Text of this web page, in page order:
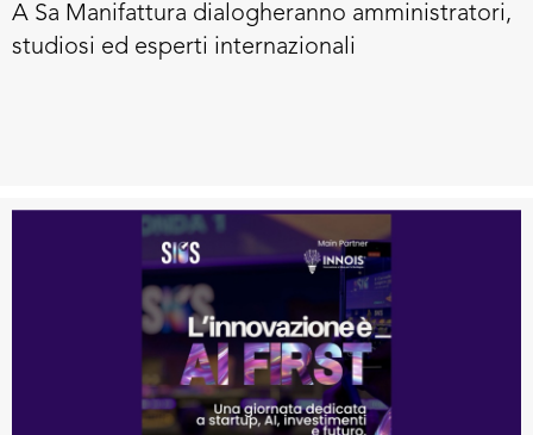
A Sa Manifattura dialogheranno amministratori,
studiosi ed esperti internazionali